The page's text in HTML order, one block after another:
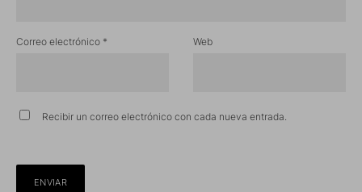
Correo electrónico * Web
Recibir un correo electrónico con cada nueva entrada.